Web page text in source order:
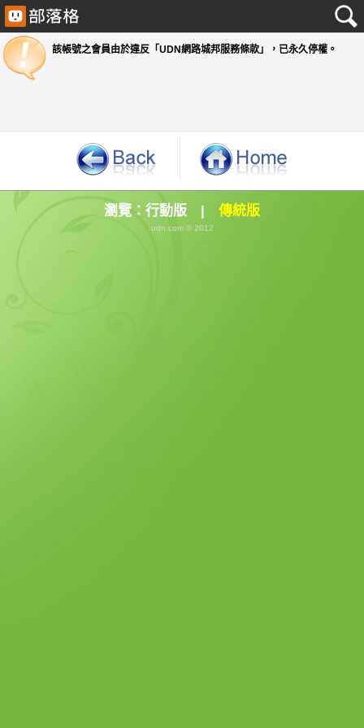
瀏覽： 行動版 | 傳統版
udn.com © 2012